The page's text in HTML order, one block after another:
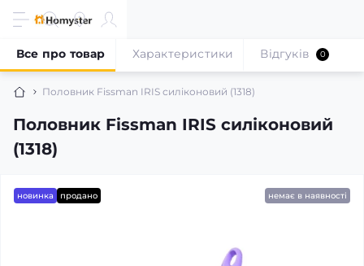
Половник Fissman IRIS силіконовий (1318)
Половник Fissman IRIS силіконовий
(1318)
Все про товар Характеристики Відгуків 0
новинка продано немає в наявності